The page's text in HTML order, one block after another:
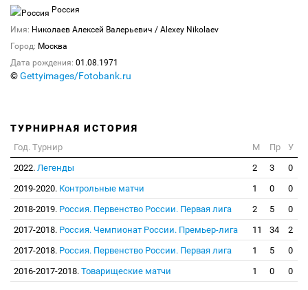
Россия
Имя: Николаев Алексей Валерьевич / Alexey Nikolaev
Город: Москва
Дата рождения: 01.08.1971
©Gettyimages/Fotobank.ru
ТУРНИРНАЯ ИСТОРИЯ
Год. Турнир М Пр
У
2022. Легенды 2 3
0
2019-2020. Контрольные матчи 1 0
0
2018-2019. Россия. Первенство России. Первая лига 2 5
0
2017-2018. Россия. Чемпионат России. Премьер-лига 11 34
2
2017-2018. Россия. Первенство России. Первая лига 1 5
0
2016-2017-2018. Товарищеские матчи 1 0 0